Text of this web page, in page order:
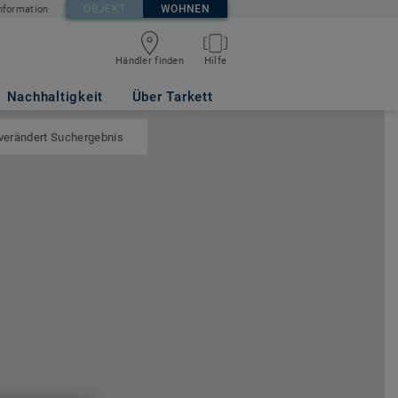
OBJEKT WOHNEN
Händler finden Hilfe
Nachhaltigkeit Über Tarkett
Suchergebnis